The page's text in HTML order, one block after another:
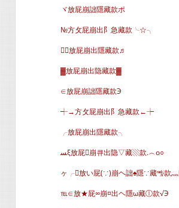
ヾ放屁崩詘隱藏款ポ
№方攵屁崩出阝急藏款╰☆╮
╭放屁崩出隱藏款♬
▓放屁崩出隐藏款▓
∈放屁崩詘隱藏款Э
┽→方攵屁崩出阝急藏款←┾
╭放屁崩出隱藏款╮
ﺴξ放屁崩큐出隐▽藏▧款.︵o○
ヶ╭放い屁(∵)崩ヘ詘♠隱∵藏㎯款
℡∈放★屁∞崩¤出ヘ隱ω藏ⓛ款√Э